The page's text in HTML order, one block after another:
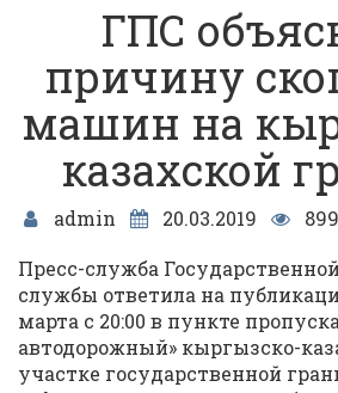
ГПС
причину
машин на
казахской
admin 20.03.2019
Пресс-служба
службы ответила на
марта с 20:00 в пункте
автодорожный» кыргызско-
участке государственной